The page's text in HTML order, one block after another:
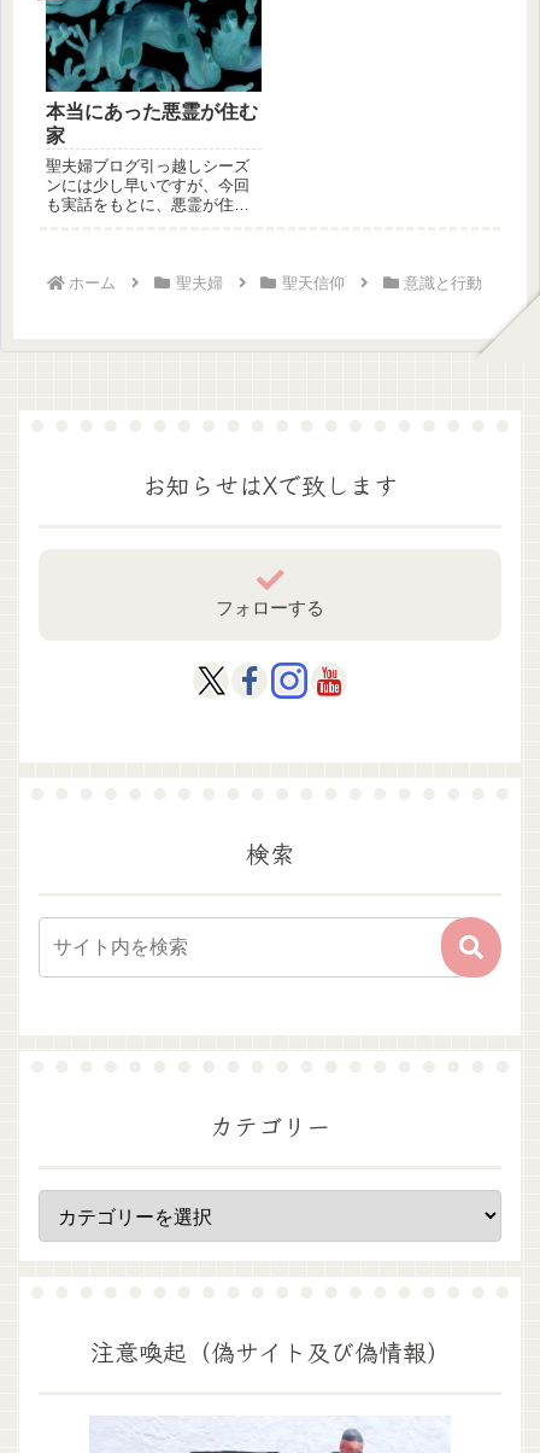
本当にあった悪霊が住む
家
聖夫婦ブログ引っ越しシーズ
ンには少し早いですが、今回
も実話をもとに、悪霊が住む
ホーム 聖夫婦 聖天信仰 意識と行動
お知らせはXで致します
フォローする
検索
カテゴリー
注意喚起（偽サイト及び偽情報）